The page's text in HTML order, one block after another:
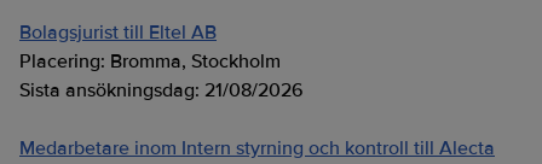
Bolagsjurist till Eltel AB
Placering: Bromma, Stockholm
Sista ansökningsdag: 21/08/2026
Medarbetare inom Intern styrning och kontroll till Alecta